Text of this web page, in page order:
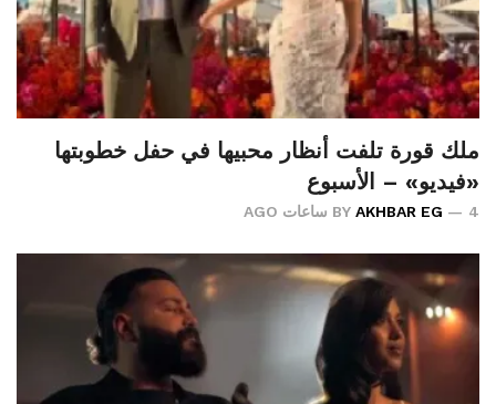
ملك قورة تلفت أنظار محبيها في حفل خطوبتها
«فيديو» – الأسبوع
BY AKHBAR EG 4 ساعات AGO